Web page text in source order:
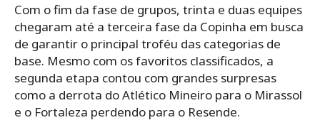
Com o fim da fase de grupos, trinta e duas equipes
chegaram até a terceira fase da Copinha em busca
de garantir o principal troféu das categorias de
base. Mesmo com os favoritos classificados, a
segunda etapa contou com grandes surpresas
como a derrota do Atlético Mineiro para o Mirassol
e o Fortaleza perdendo para o Resende.